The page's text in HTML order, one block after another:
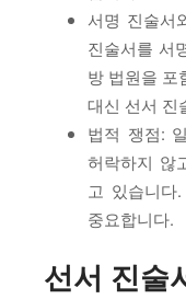
서명 진술서
진술서를 서
방 법원을 포
대신 선서 진
법적 쟁점:
허락하지 않
고 있습니다
중요합니다.
선서 진술